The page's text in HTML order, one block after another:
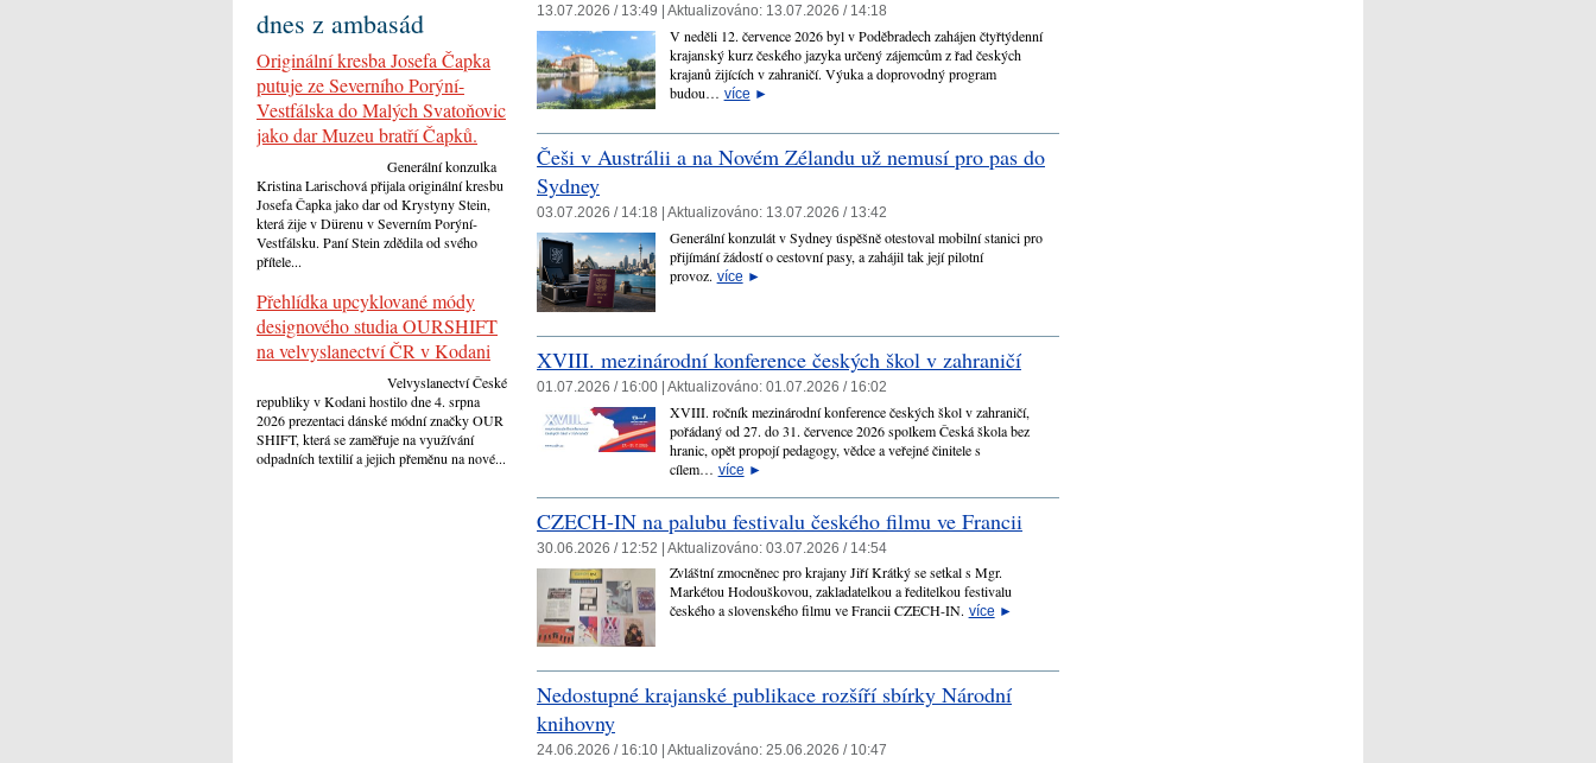
13.07.2026 / 13:49 | Aktualizováno: 13.07.2026 / 14:18
V neděli 12. července 2026 byl v Poděbradech zahájen čtyřtýdenní
krajanský kurz českého jazyka určený zájemcům z řad českých
krajanů žijících v zahraničí. Výuka a doprovodný program
budou… více ►
Češi v Austrálii a na Novém Zélandu už nemusí pro pas do
Sydney
03.07.2026 / 14:18 | Aktualizováno: 13.07.2026 / 13:42
Generální konzulát v Sydney úspěšně otestoval mobilní stanici pro
přijímání žádostí o cestovní pasy, a zahájil tak její pilotní
provoz. více ►
XVIII. mezinárodní konference českých škol v zahraničí
01.07.2026 / 16:00 | Aktualizováno: 01.07.2026 / 16:02
XVIII. ročník mezinárodní konference českých škol v zahraničí,
pořádaný od 27. do 31. července 2026 spolkem Česká škola bez
hranic, opět propojí pedagogy, vědce a veřejné činitele s
cílem… více ►
CZECH-IN na palubu festivalu českého filmu ve Francii
30.06.2026 / 12:52 | Aktualizováno: 03.07.2026 / 14:54
Zvláštní zmocněnec pro krajany Jiří Krátký se setkal s Mgr.
Markétou Hodouškovou, zakladatelkou a ředitelkou festivalu
českého a slovenského filmu ve Francii CZECH-IN. více ►
Nedostupné krajanské publikace rozšíří sbírky Národní
knihovny
24.06.2026 / 16:10 | Aktualizováno: 25.06.2026 / 10:47
dnes z ambasád
Originální kresba Josefa Čapka
putuje ze Severního Porýní-
Vestfálska do Malých Svatoňovic
jako dar Muzeu bratří Čapků.
Generální konzulka
Kristina Larischová přijala originální kresbu
Josefa Čapka jako dar od Krystyny Stein,
která žije v Dürenu v Severním Porýní-
Vestfálsku. Paní Stein zdědila od svého
přítele...
Přehlídka upcyklované módy
designového studia OURSHIFT
na velvyslanectví ČR v Kodani
Velvyslanectví České
republiky v Kodani hostilo dne 4. srpna
2026 prezentaci dánské módní značky OUR
SHIFT, která se zaměřuje na využívání
odpadních textilií a jejich přeměnu na nové...